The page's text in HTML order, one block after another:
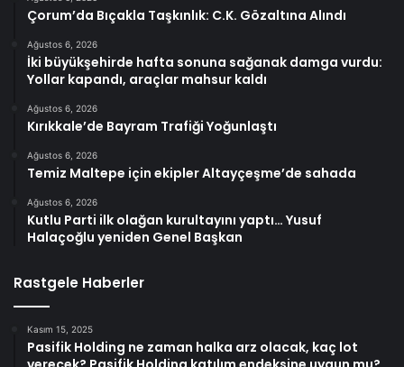
Çorum’da Bıçakla Taşkınlık: C.K. Gözaltına Alındı
Ağustos 6, 2026
İki büyükşehirde hafta sonuna sağanak damga vurdu:
Yollar kapandı, araçlar mahsur kaldı
Ağustos 6, 2026
Kırıkkale’de Bayram Trafiği Yoğunlaştı
Ağustos 6, 2026
Temiz Maltepe için ekipler Altayçeşme’de sahada
Ağustos 6, 2026
Kutlu Parti ilk olağan kurultayını yaptı… Yusuf
Halaçoğlu yeniden Genel Başkan
Rastgele Haberler
Kasım 15, 2025
Pasifik Holding ne zaman halka arz olacak, kaç lot